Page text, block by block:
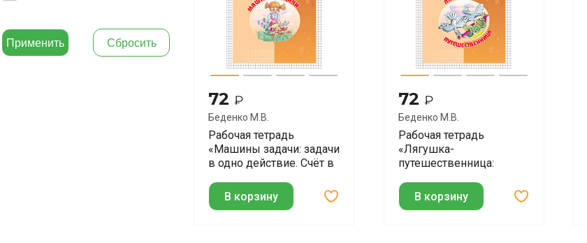
72₽
Беденко М.В.
Рабочая тетрадь
«Машины задачи: задачи
в одно действие. Счёт в
классаВ корзину
72 ₽
Беденко М.В.
Рабочая тетрадь
«Лягушка-
путешественница:
Счёт в пределах 20» для
1 класса
В корзину